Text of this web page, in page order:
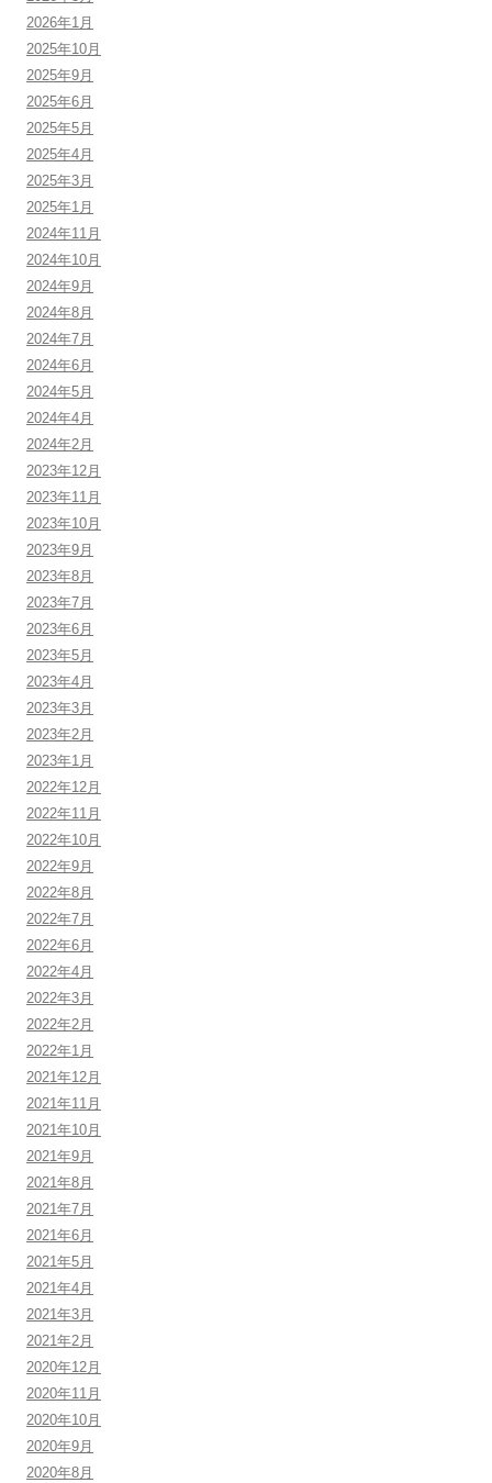
2026年1月
2025年10月
2025年9月
2025年6月
2025年5月
2025年4月
2025年3月
2025年1月
2024年11月
2024年10月
2024年9月
2024年8月
2024年7月
2024年6月
2024年5月
2024年4月
2024年2月
2023年12月
2023年11月
2023年10月
2023年9月
2023年8月
2023年7月
2023年6月
2023年5月
2023年4月
2023年3月
2023年2月
2023年1月
2022年12月
2022年11月
2022年10月
2022年9月
2022年8月
2022年7月
2022年6月
2022年4月
2022年3月
2022年2月
2022年1月
2021年12月
2021年11月
2021年10月
2021年9月
2021年8月
2021年7月
2021年6月
2021年5月
2021年4月
2021年3月
2021年2月
2020年12月
2020年11月
2020年10月
2020年9月
2020年8月